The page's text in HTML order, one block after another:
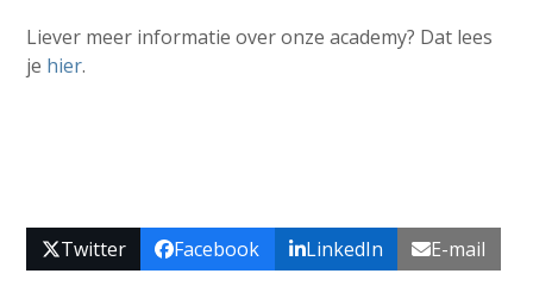
Liever meer informatie over onze academy? Dat lees
je hier.
Twitter Facebook LinkedIn E-mail